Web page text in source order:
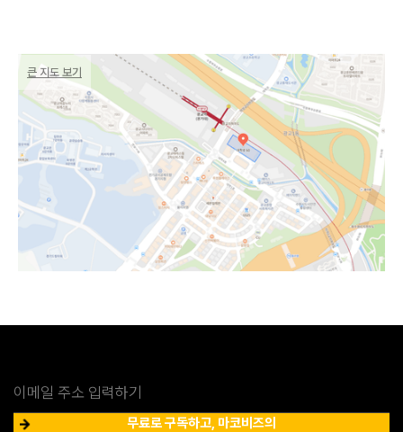
큰 지도 보기
무료로 구독하고, 마코비즈의